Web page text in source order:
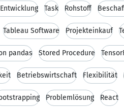
Task Rohstoff
Tableau Software Projekteinkauf
pandas Stored Procedure
Betriebswirtschaft Flexibilität
Problemlösung React